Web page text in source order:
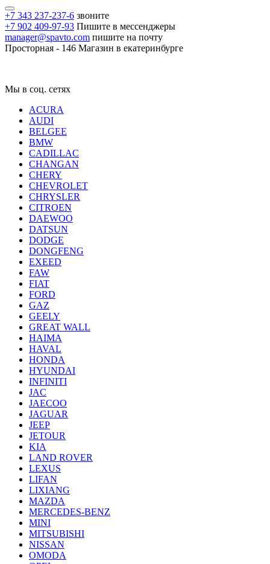
+7 343 237-237-6 звоните
+7 902 409-97-93 Пишите в мессенджеры
manager@spavto.com пишите на почту
Просторная - 146 Магазин в екатеринбурге
Мы в соц. сетях
ACURA
AUDI
BELGEE
BMW
CADILLAC
CHANGAN
CHERY
CHEVROLET
CHRYSLER
CITROEN
DAEWOO
DATSUN
DODGE
DONGFENG
EXEED
FAW
FIAT
FORD
GAZ
GEELY
GREAT WALL
HAIMA
HAVAL
HONDA
HYUNDAI
INFINITI
JAC
JAECOO
JAGUAR
JEEP
JETOUR
KIA
LAND ROVER
LEXUS
LIFAN
LIXIANG
MAZDA
MERCEDES-BENZ
MINI
MITSUBISHI
NISSAN
OMODA